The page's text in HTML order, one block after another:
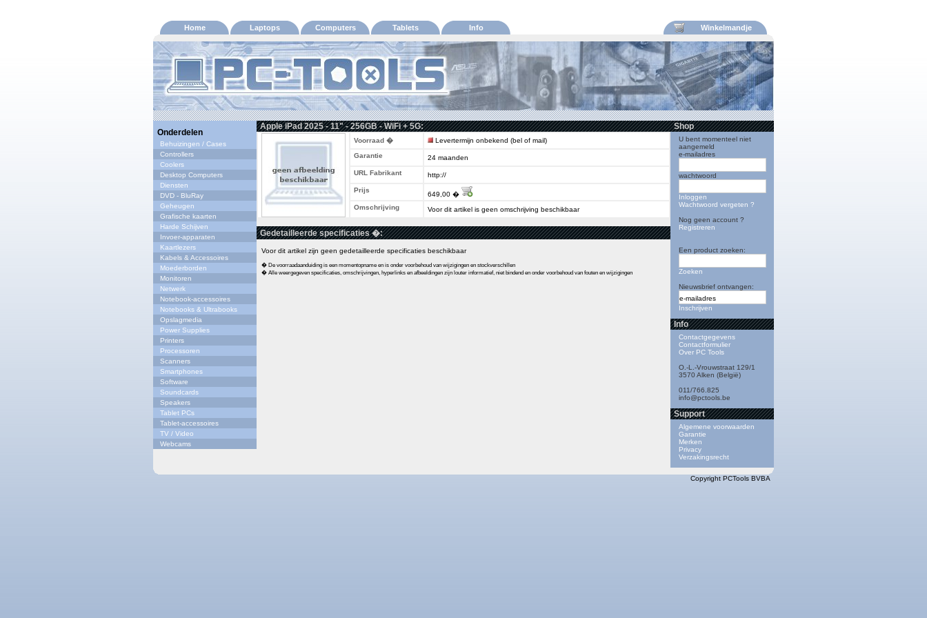
Home Laptops Computers Tablets Info Winkelmandje
Onderdelen
Behuizingen / Cases
Controllers
Coolers
Desktop Computers
Diensten
DVD - BluRay
Geheugen
Grafische kaarten
Harde Schijven
Invoer-apparaten
Kaartlezers
Kabels & Accessoires
Moederborden
Monitoren
Netwerk
Notebook-accessoires
Notebooks & Ultrabooks
Opslagmedia
Power Supplies
Printers
Processoren
Scanners
Smartphones
Software
Soundcards
Speakers
Tablet PCs
Tablet-accessoires
TV / Video
Webcams
Apple iPad 2025 - 11" - 256GB - WiFi + 5G:
Voorraad �
Levertermijn onbekend (bel of mail)
Garantie
24 maanden
URL Fabrikant
http://
Prijs
649,00 �
Omschrijving
Voor dit artikel is geen omschrijving beschikbaar
Gedetailleerde specificaties �:
Voor dit artikel zijn geen gedetailleerde specificaties beschikbaar
� De voorraadaanduiding is een momentopname en is onder voorbehoud van wijzigingen en stockverschillen
� Alle weergegeven specificaties, omschrijvingen, hyperlinks en afbeeldingen zijn louter informatief, niet bindend en onder voorbehoud van fouten en wijzigingen
Shop
U bent momenteel niet
aangemeld
e-mailadres
wachtwoord
Inloggen
Wachtwoord vergeten ?
Nog geen account ?
Registreren
Een product zoeken:
Zoeken
Nieuwsbrief ontvangen:
Inschrijven
Info
Contactgegevens
Contactformulier
Over PC Tools
O.-L.-Vrouwstraat 129/1
3570 Alken (België)
011/766.825
info@pctools.be
Support
Algemene voorwaarden
Garantie
Merken
Privacy
Verzakingsrecht
Copyright PCTools BVBA